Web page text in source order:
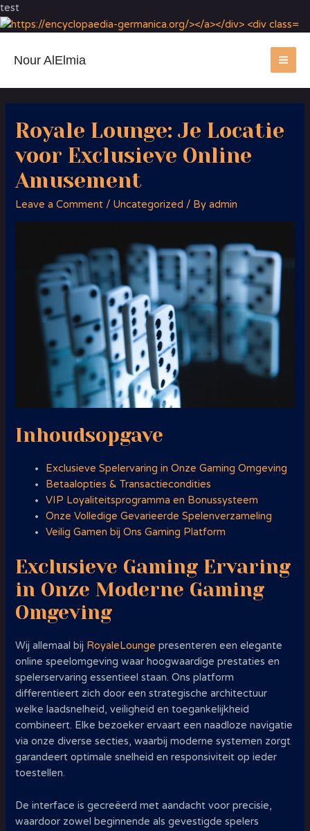
test
Nour AlElmia
Royale Lounge: Je Locatie
voor Exclusieve Online
Amusement
Leave a Comment / Uncategorized / Byadmin
Inhoudsopgave
Exclusieve Spelervaring in Onze Gaming Omgeving
Betaalopties & Transactiecondities
VIP Loyaliteitsprogramma en Bonussysteem
Onze Volledige Gevarieerde Spelenverzameling
Veilig Gamen bij Ons Gaming Platform
Exclusieve Gaming Ervaring
in Onze Moderne Gaming
Omgeving
Wij allemaal bij RoyaleLounge presenteren een elegante
online speelomgeving waar hoogwaardige prestaties en
spelerservaring essentieel staan. Ons platform
differentieert zich door een strategische architectuur
welke laadsnelheid, veiligheid en toegankelijkheid
combineert. Elke bezoeker ervaart een naadloze navigatie
via onze diverse secties, waarbij moderne systemen zorgt
garandeert optimale snelheid en responsiviteit op ieder
toestellen.
De interface is gecreëerd met aandacht voor precisie,
waardoor zowel beginnende als gevestigde spelers